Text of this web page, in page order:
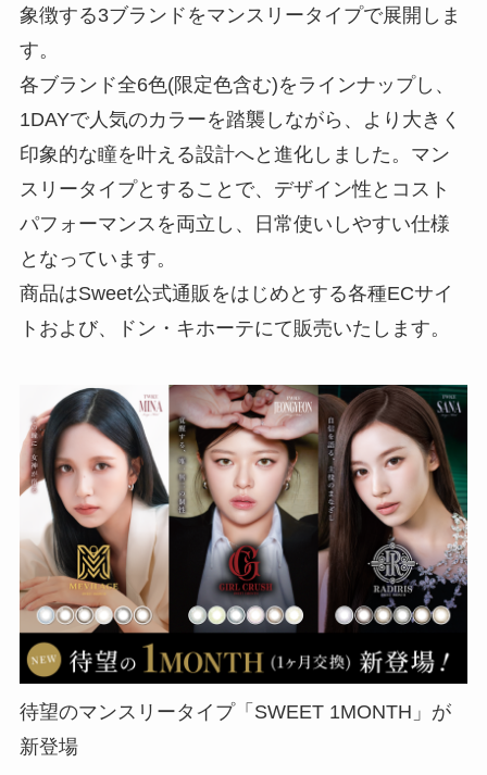
象徴する3ブランドをマンスリータイプで展開しま
す。
各ブランド全6色(限定色含む)をラインナップし、
1DAYで人気のカラーを踏襲しながら、より大きく
印象的な瞳を叶える設計へと進化しました。マン
スリータイプとすることで、デザイン性とコスト
パフォーマンスを両立し、日常使いしやすい仕様
となっています。
商品はSweet公式通販をはじめとする各種ECサイ
トおよび、ドン・キホーテにて販売いたします。
待望のマンスリータイプ「SWEET 1MONTH」が
新登場